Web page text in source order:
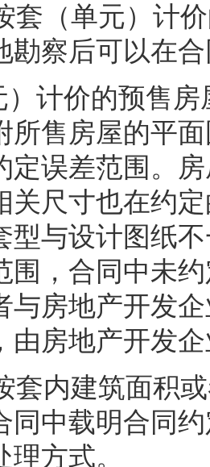
套（单元）计
勘察后可以在
）计价的预售
所售房屋的平
定误差范围。
关尺寸也在约
型与设计图纸
围，合同中未
与房地产开发
由房地产开发
套内建筑面积
同中载明合同
方式。